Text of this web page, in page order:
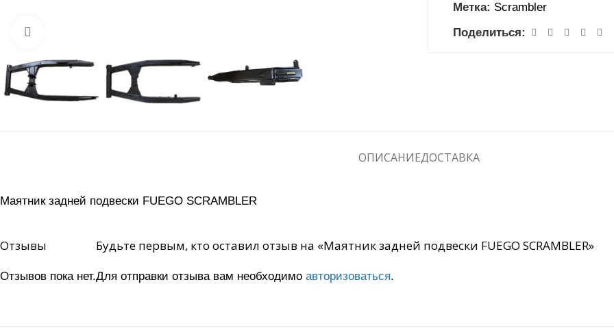
Метка: Scrambler
Поделиться:
ОПИСАНИЕДОСТАВКА
Маятник задней подвески FUEGO SCRAMBLER
Отзывы
Отзывов пока нет.
Будьте первым, кто оставил отзыв на «Маятник задней подвески FUEGO SCRAMBLER»
Для отправки отзыва вам необходимо авторизоваться.